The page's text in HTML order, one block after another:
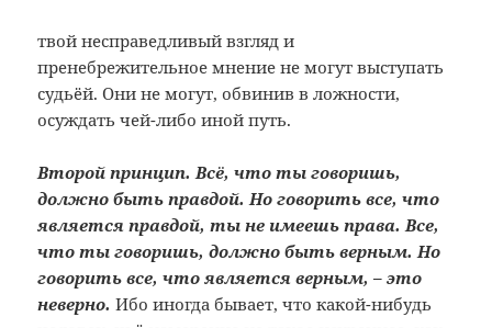
твой несправедливый взгляд и
пренебрежительное мнение не могут выступать
судьёй. Они не могут, обвинив в ложности,
осуждать чей-либо иной путь.
Второй принцип. Всё, что ты говоришь,
должно быть правдой. Но говорить все, что
является правдой, ты не имеешь права. Все,
что ты говоришь, должно быть верным. Но
говорить все, что является верным, – это
неверно. Ибо иногда бывает, что какой-нибудь